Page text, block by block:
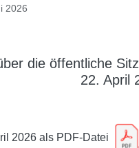
2026
die öffentliche
22. April
2026 als PDF-Datei